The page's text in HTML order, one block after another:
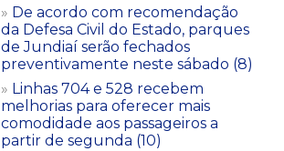
De acordo com recomendação
da Defesa Civil do Estado, parques
de Jundiaí serão fechados
preventivamente neste sábado (8)
Linhas 704 e 528 recebem
melhorias para oferecer mais
comodidade aos passageiros a
partir de segunda (10)